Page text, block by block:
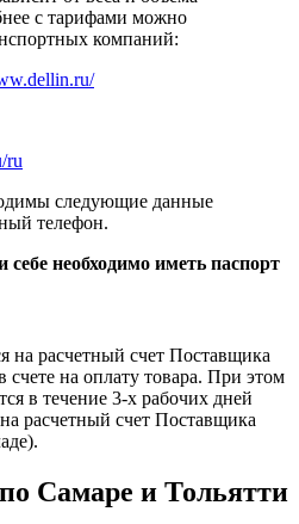
с тарифами можно
компаний:
ru
следующие данные
телефон.
необходимо иметь паспорт
на расчетный счет Поставщика
на оплату товара. При этом
в течение 3-х рабочих дней
расчетный счет Поставщика
Самаре и Тольятти